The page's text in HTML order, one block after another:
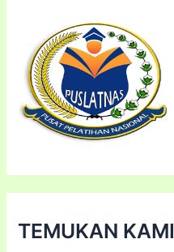
TEMUKAN KAMI